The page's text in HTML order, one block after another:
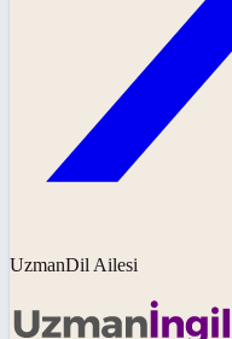
UzmanDil Ailesi